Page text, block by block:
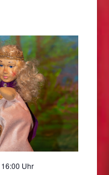
16:00 Uhr